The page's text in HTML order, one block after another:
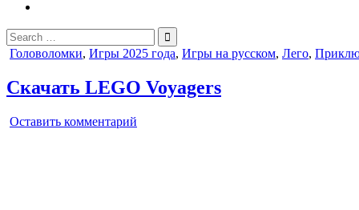
Search
for:
Posted
Головоломки, Игры 2025 года, Игры на русском, Лего,
Скачать LEGO Voyagers
Оставить комментарий